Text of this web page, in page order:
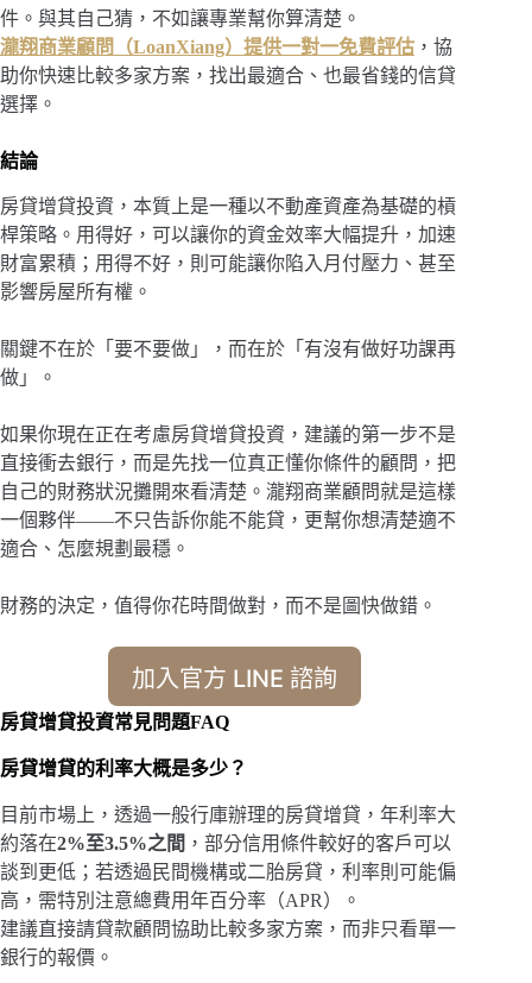
件。與其自己猜，不如讓專業幫你算清楚。
瀧翔商業顧問（LoanXiang）提供一對一免費評估 ，協
助你快速比較多家方案，找出最適合、也最省錢的信貸
選擇。
結論
房貸增貸投資，本質上是一種以不動產資產為基礎的槓
桿策略。用得好，可以讓你的資金效率大幅提升，加速
財富累積；用得不好，則可能讓你陷入月付壓力、甚至
影響房屋所有權。
關鍵不在於「要不要做」，而在於「有沒有做好功課再
做」。
如果你現在正在考慮房貸增貸投資，建議的第一步不是
直接衝去銀行，而是先找一位真正懂你條件的顧問，把
自己的財務狀況攤開來看清楚。瀧翔商業顧問就是這樣
一個夥伴——不只告訴你能不能貸，更幫你想清楚適不
適合、怎麼規劃最穩。
財務的決定，值得你花時間做對，而不是圖快做錯。
加入官方 LINE 諮詢
房貸增貸投資常見問題FAQ
房貸增貸的利率大概是多少？
目前市場上，透過一般行庫辦理的房貸增貸，年利率大
約落在2%至3.5%之間 ，部分信用條件較好的客戶可以
談到更低；若透過民間機構或二胎房貸，利率則可能偏
高，需特別注意總費用年百分率（APR）。
建議直接請貸款顧問協助比較多家方案，而非只看單一
銀行的報價。